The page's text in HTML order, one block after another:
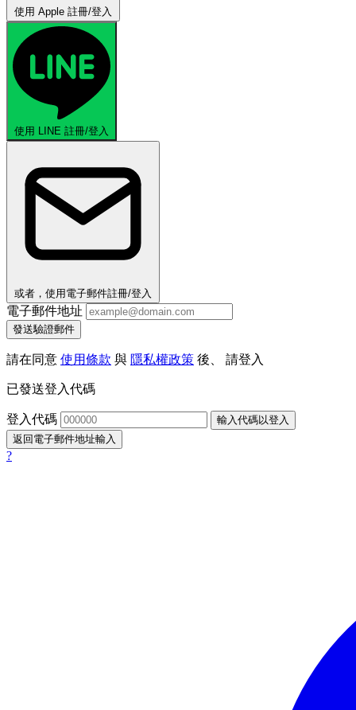
使用 Apple 註冊/登入
使用 LINE 註冊/登入
或者，使用電子郵件註冊/登入
電子郵件地址
發送驗證郵件
請在同意 使用條款 與 隱私權政策 後、 請登入
已發送登入代碼
登入代碼
輸入代碼以登入
返回電子郵件地址輸入
?